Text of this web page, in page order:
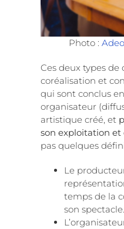
Photo :
Ces deux types de
coréalisation et
qui sont conclus
organisateur
artistique créé, et
son exploitation et
pas quelques
Le
temps de la
son spectacle.